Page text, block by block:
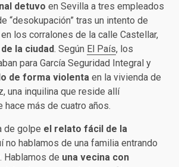
detuvo en Sevilla a tres empleados
“desokupación” tras un intento de
los corralones de la calle Castellar,
la ciudad. Según El País, los
para García Seguridad Integral y
de forma violenta en la vivienda de
una inquilina que reside allí
hace más de cuatro años.
de golpe el relato fácil de la
no hablamos de una familia entrando
Hablamos de una vecina con